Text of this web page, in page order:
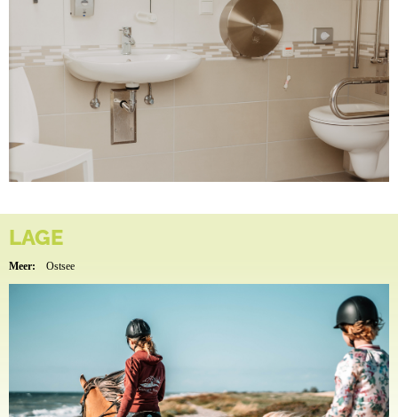
LAGE
Meer: Ostsee